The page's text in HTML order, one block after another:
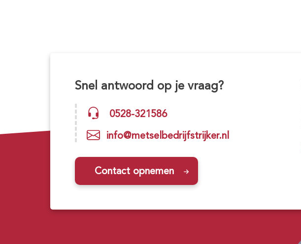
Snel antwoord op je vraag?
0528-321586
info@metselbedrijfstrijker.nl
Contact opnemen